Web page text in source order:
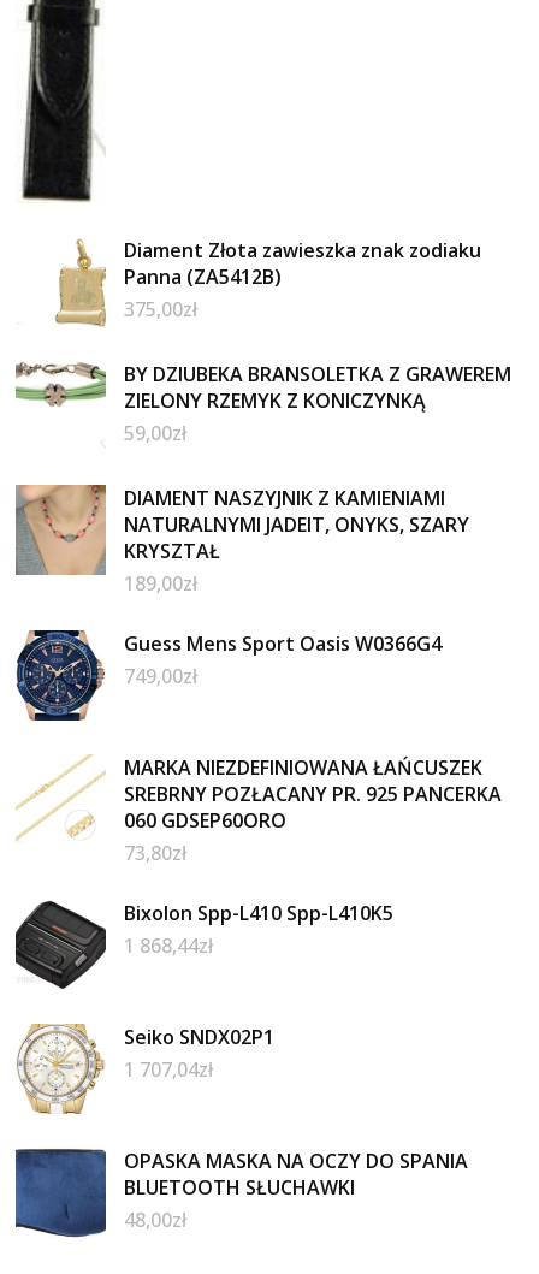
Diament Złota zawieszka znak zodiaku
Panna (ZA5412B)
375,00zł
BY DZIUBEKA BRANSOLETKA Z GRAWEREM
ZIELONY RZEMYK Z KONICZYNKĄ
59,00zł
DIAMENT NASZYJNIK Z KAMIENIAMI
NATURALNYMI JADEIT, ONYKS, SZARY
KRYSZTAŁ
189,00zł
Guess Mens Sport Oasis W0366G4
749,00zł
MARKA NIEZDEFINIOWANA ŁAŃCUSZEK
SREBRNY POZŁACANY PR. 925 PANCERKA
060 GDSEP60ORO
73,80zł
Bixolon Spp-L410 Spp-L410K5
1 868,44zł
Seiko SNDX02P1
1 707,04zł
OPASKA MASKA NA OCZY DO SPANIA
BLUETOOTH SŁUCHAWKI
48,00zł